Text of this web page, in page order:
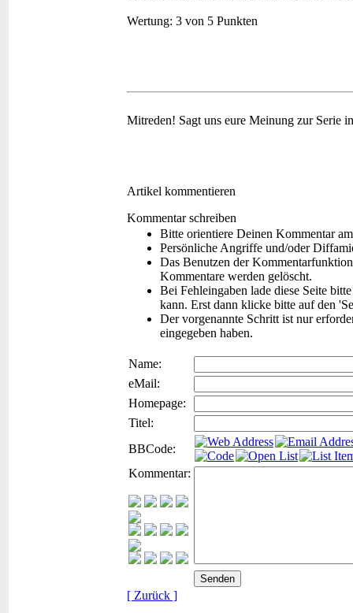
Wertung: 3 von 5 Punkten
Mitreden! Sagt uns eure Meinung zur Serie
Artikel kommentieren
Kommentar schreiben
Bitte orientiere Deinen Kommentar
Persönliche Angriffe und/oder
Das Benutzen der
Kommentare werden gelöscht.
Bei Fehleingaben lade diese Seite
kann. Erst dann klicke bitte auf den
Der vorgenannte Schritt ist nur
eingegeben haben.
Name:
eMail:
Homepage:
Titel:
BBCode:
Kommentar:
[ Zurück ]